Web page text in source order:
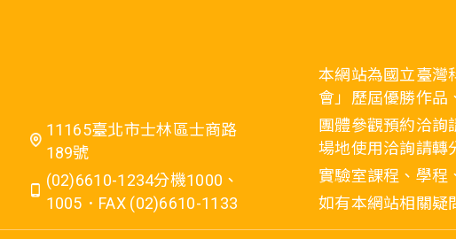
11165臺北市士林區士商路
189號
(02)6610-1234分機1000、
1005．FAX (02)6610-1133
本網站為國立臺灣
會」歷屆優勝作品
團體參觀預約洽
場地使用洽詢請轉
實驗室課程、學程
如有本網站相關疑